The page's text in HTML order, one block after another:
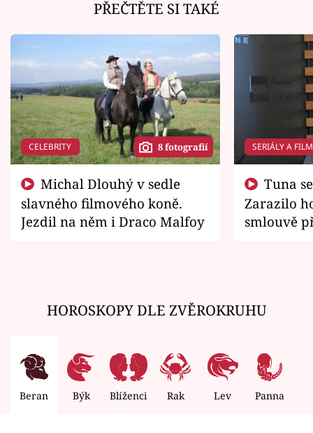
PŘEČTĚTE SI TAKÉ
CELEBRITY 8 fotografií
slavného filmového koně.
Jezdil na něm i Draco Malfoy
SERIÁLY A
Zarazilo
smlouvě
HOROSKOPY DLE ZVĚROKRUHU
Beran Býk Blíženci Rak Lev Panna